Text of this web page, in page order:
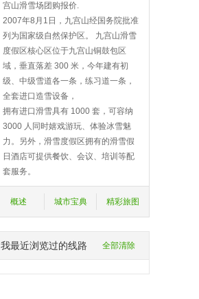
宫山滑雪场团购报价.
2007年8月1日，九宫山经国务院批准
列为国家级自然保护区。 九宫山滑雪
度假区核心区位于九宫山铜鼓包区
域，垂直落差 300 米，今年建有初
级、中级雪道各一条，练习道一条，
全套进口造雪设备，
拥有进口滑雪具有 1000 套，可容纳
3000 人同时嬉戏游玩、体验冰雪魅
力。另外，滑雪度假区拥有的滑雪假
日酒店可提供餐饮、会议、培训等配
套服务。
概述 城市宝典 精彩旅图
全部清除
我最近浏览过的线路